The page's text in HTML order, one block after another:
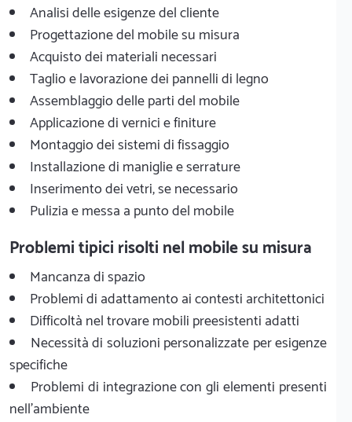
Analisi delle esigenze del cliente
Progettazione del mobile su misura
Acquisto dei materiali necessari
Taglio e lavorazione dei pannelli di legno
Assemblaggio delle parti del mobile
Applicazione di vernici e finiture
Montaggio dei sistemi di fissaggio
Installazione di maniglie e serrature
Inserimento dei vetri, se necessario
Pulizia e messa a punto del mobile
Problemi tipici risolti nel mobile su misura
Mancanza di spazio
Problemi di adattamento ai contesti architettonici
Difficoltà nel trovare mobili preesistenti adatti
Necessità di soluzioni personalizzate per esigenze
specifiche
Problemi di integrazione con gli elementi presenti
nell'ambiente